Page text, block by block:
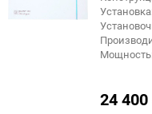
24 400